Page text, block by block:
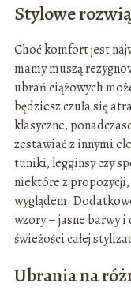
Stylowe
Choć komfort jest
mamy muszą
ubrań ciążowych
będziesz czuła się
klasyczne,
zestawiać z innymi
tuniki, legginsy czy
niektóre z propozycji,
wyglądem.
wzory – jasne barwy
świeżości całej
Ubrania na